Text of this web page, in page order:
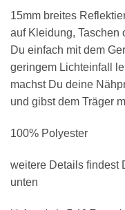
15mm breites
auf Kleidung, Taschen
Du einfach mit dem
geringem Lichteinfall
machst Du deine
und gibst dem Träger
100% Polyester
weitere Details findest
unten